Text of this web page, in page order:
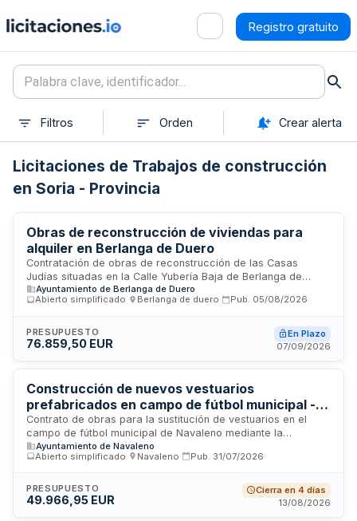
Registro gratuito
Filtros Orden Crear alerta
Licitaciones de Trabajos de construcción
en Soria - Provincia
Obras de reconstrucción de viviendas para
alquiler en Berlanga de Duero
Contratación de obras de reconstrucción de las Casas
Judías situadas en la Calle Yubería Baja de Berlanga de
Duero, Soria, destinadas a su uso como viviendas para
alquiler en la Fase I del proyecto. Se trata de trabajos de
ubicados en los números 26, 30 y 32 de la citada calle, en el
núcleo urbano. El procedimiento de adjudicación es abierto
relación calidad-precio.
Ayuntamiento de Berlanga de Duero
Abierto simplificado
Berlanga de duero Pub. 05/08/2026
PRESUPUESTO
76.859,50 EUR
En Plazo
07/09/2026
Construcción de nuevos vestuarios
prefabricados en campo de fútbol municipal -
Ayuntamiento de Navaleno
Contrato de obras para la sustitución de vestuarios en el
campo de fútbol municipal de Navaleno mediante la
instalación de dos módulos prefabricados destinados a
vestuarios de jugadores. Las obras incluyen la preparación
acometidas de abastecimiento, saneamiento y electricidad,
así como instalaciones interiores. La superficie construida
Ayuntamiento de Navaleno
Abierto simplificado
Navaleno Pub. 31/07/2026
PRESUPUESTO
49.966,95 EUR
Cierra en 4 días
13/08/2026